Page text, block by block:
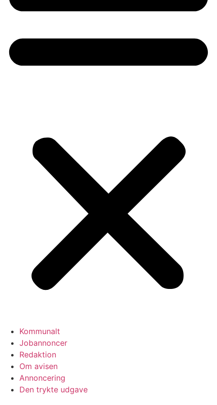
Kommunalt
Jobannoncer
Redaktion
Om avisen
Annoncering
Den trykte udgave